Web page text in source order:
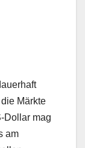
Märkte
Dollar mag
am